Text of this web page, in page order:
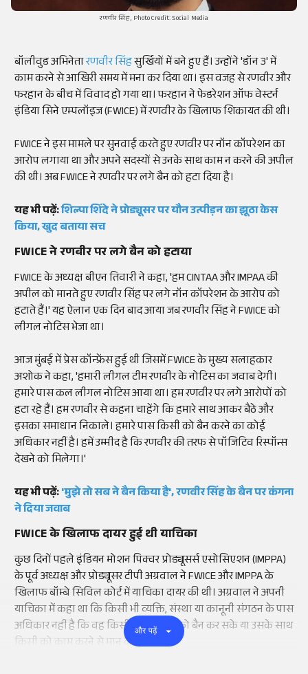
रणवीर सिंह, Photo Credit: Social Media
बॉलीवुड अभिनेतारणवीर सिंहसुर्खियों में बने हुए हैं। उन्होंने 'डॉन 3' में
काम करने से आखिरी समय में मना कर दिया था। इस वजह से रणवीर और
फरहान के बीच में विवाद हो गया था। फरहान ने फेडरेशन ऑफ वेस्टर्न
इंडिया सिने एम्पलॉइज (FWICE) में रणवीर के खिलाफ शिकायत की थी।
FWICE ने इस मामले पर सुनवाई करते हुए रणवीर पर नॉन कॉपरेशन का
आरोप लगाया था और अपने सदस्यों से उनके साथ काम न करने की अपील
की थी। अब FWICE ने रणवीर पर लगे बैन को हटा दिया है।
यह भी पढ़ें:शिल्पा शिंदे ने प्रोड्यूसर पर यौन उत्पीड़न का झूठा केस
किया, खुद बताया सच
FWICE ने रणवीर पर लगे बैन को हटाया
FWICE के अध्यक्ष बीएन तिवारी ने कहा, 'हम CINTAA और IMPAA की
अपील को मानते हुए रणवीर सिंह पर लगे नॉन कॉपरेशन के आरोप को
हटाते हैं।' यह ऐलान एक दिन बाद आया जब रणवीर सिंह ने FWICE को
लीगल नोटिस भेजा था।
आज मुंबई में प्रेस कॉन्फ्रेंस हुई थी जिसमें FWICE के मुख्य सलाहकार
अशोक ने कहा, 'हमारी लीगल टीम रणवीर के नोटिस का जवाब देगी।
हमारे पास कल लीगल नोटिस आया था। हम रणवीर पर लगे आरोपों को
हटा रहे हैं। हम रणवीर से कहना चाहेंगे कि हमारे साथ आकर बैठे और
इसका समाधान निकाले। हमारे पास किसी को बैन करने का कोई
अधिकार नहीं है। हमें उम्मीद है कि रणवीर की तरफ से पॉजिटिव रिस्पॉन्स
देखने को मिलेगा।'
यह भी पढ़ें:'मुझे तो सब ने बैन किया है', रणवीर सिंह के बैन पर कंगना
ने दिया जवाब
FWICE के खिलाफ दायर हुई थी याचिका
कुछ दिनों पहले इंडियन मोशन पिक्चर प्रोड्यूसर्स एसोसिएशन (IMPPA)
के पूर्व अध्यक्ष और प्रोड्यूसर टीपी अग्रवाल ने FWICE और IMPPA के
खिलाफ बॉम्बे सिविल कोर्ट में याचिका दायर की थी। अग्रवाल ने अपनी
याचिका में कहा था कि किसी भी व्यक्ति, संस्था या कानूनी संगठन के पास
अधिकार नहीं है कि वह किसी अन्य व्यक्ति को बैन कर सके या उसके साथ
किसी को काम करने से मान कर सकती है।
और पढ़ें